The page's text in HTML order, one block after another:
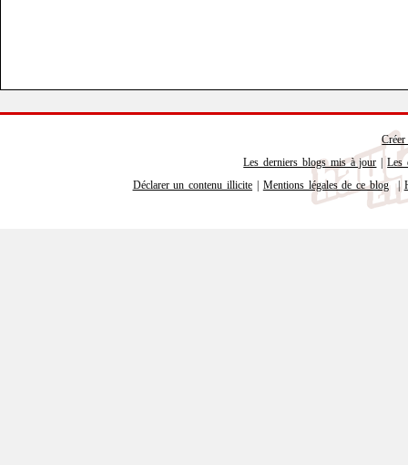
Les derniers blogs mis à jour |Les
Déclarer un contenu illicite
Mentions légales de ce blog |